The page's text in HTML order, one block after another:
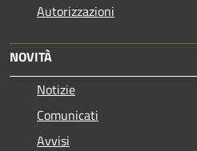
Autorizzazioni
NOVITÀ
Notizie
Comunicati
Avvisi